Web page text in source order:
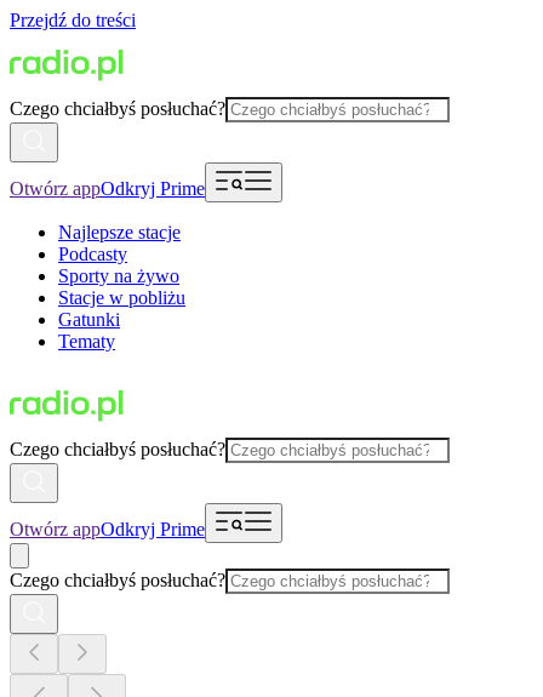
Przejdź do treści
Czego chciałbyś posłuchać?
Otwórz appOdkryj Prime
Najlepsze stacje
Podcasty
Sporty na żywo
Stacje w pobliżu
Gatunki
Tematy
Czego chciałbyś posłuchać?
Otwórz appOdkryj Prime
Czego chciałbyś posłuchać?